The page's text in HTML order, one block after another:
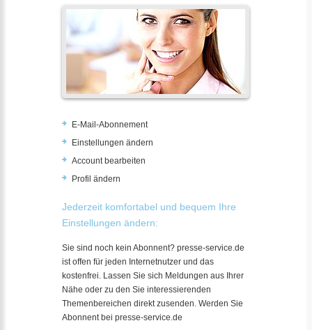
E-Mail-Abonnement
Einstellungen ändern
Account bearbeiten
Profil ändern
Jederzeit komfortabel und bequem Ihre
Einstellungen ändern:
Sie sind noch kein Abonnent? presse-service.de
ist offen für jeden Internetnutzer und das
kostenfrei. Lassen Sie sich Meldungen aus Ihrer
Nähe oder zu den Sie interessierenden
Themenbereichen direkt zusenden. Werden Sie
Abonnent bei presse-service.de